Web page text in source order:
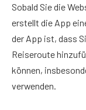
Sobald Sie die
erstellt die App
der App ist, dass
Reiseroute
können,
verwenden.